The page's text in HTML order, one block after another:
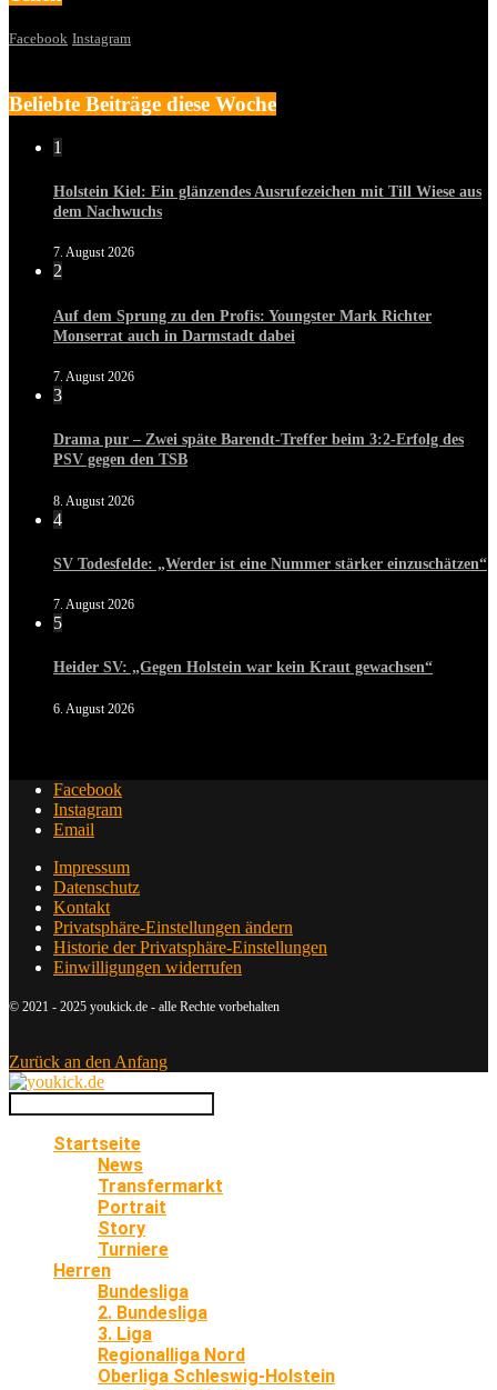
Facebook Instagram
Beliebte Beiträge diese Woche
1
Holstein Kiel: Ein glänzendes Ausrufezeichen mit Till Wiese aus
dem Nachwuchs
7. August 2026
2
Auf dem Sprung zu den Profis: Youngster Mark Richter
Monserrat auch in Darmstadt dabei
7. August 2026
3
Drama pur – Zwei späte Barendt-Treffer beim 3:2-Erfolg des
PSV gegen den TSB
8. August 2026
4
SV Todesfelde: „Werder ist eine Nummer stärker einzuschätzen“
7. August 2026
5
Heider SV: „Gegen Holstein war kein Kraut gewachsen“
6. August 2026
Facebook
Instagram
Email
Impressum
Datenschutz
Kontakt
Privatsphäre-Einstellungen ändern
Historie der Privatsphäre-Einstellungen
Einwilligungen widerrufen
© 2021 - 2025 youkick.de - alle Rechte vorbehalten
Zurück an den Anfang
Startseite
News
Transfermarkt
Portrait
Story
Turniere
Herren
Bundesliga
2. Bundesliga
3. Liga
Regionalliga Nord
Oberliga Schleswig-Holstein